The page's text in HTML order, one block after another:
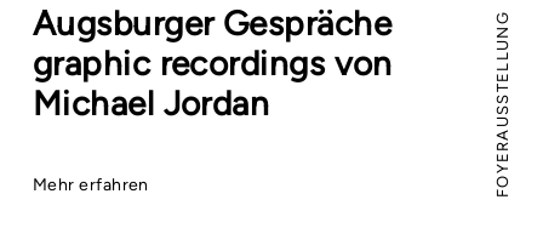
FOYERAUSSTELLUNG
Augsburger Gespräche
graphic recordings von
Michael Jordan
Mehr erfahren